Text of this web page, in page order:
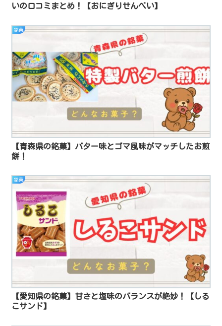
いの口コミまとめ！【おにぎりせんべい】
銘菓
【青森県の銘菓】バター味とゴマ風味がマッチしたお煎
餅！
銘菓
【愛知県の銘菓】甘さと塩味のバランスが絶妙！【しる
こサンド】